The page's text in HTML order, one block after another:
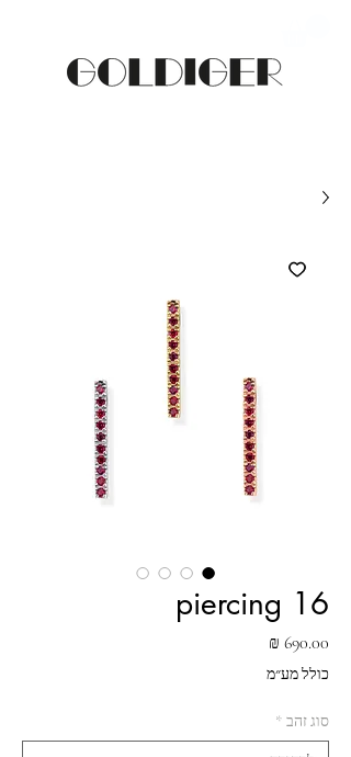
piercing 16
כולל מע״מ
סוג זהב *